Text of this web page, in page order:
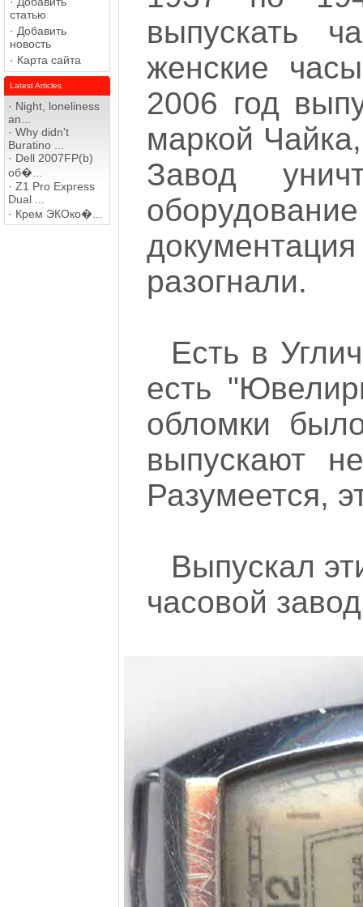
статью
· Добавить
новость
· Карта сайта
Latest Articles
· Night, loneliness
an...
· Why didn't
Buratino ...
· Dell 2007FP(b)
об�...
· Z1 Pro Express
Dual ...
· Крем ЭКОко�...
выпускать
женские
2006 год
маркой
Завод
разогнали.
Есть в
есть
обломки
выпускают
Разумеется,
Выпускал
часовой